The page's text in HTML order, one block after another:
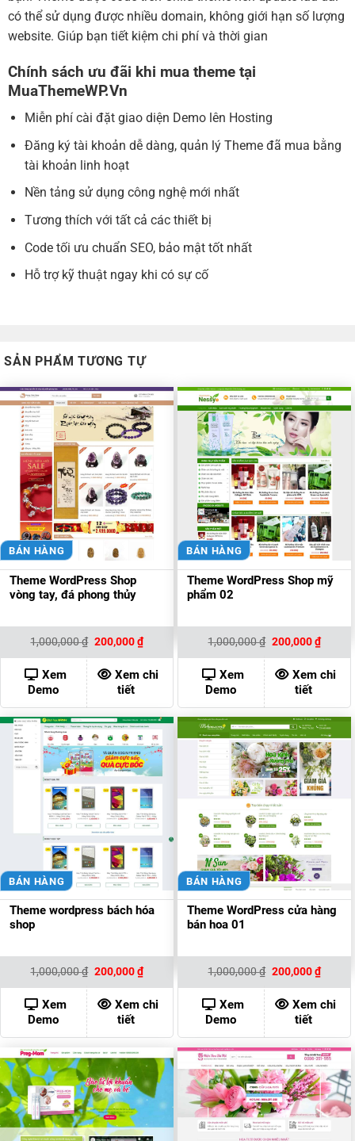
có thể sử dụng được nhiều domain, không giới hạn số lượng
website. Giúp bạn tiết kiệm chi phí và thời gian
Chính sách ưu đãi khi mua theme tại
MuaThemeWP.Vn
Miễn phí cài đặt giao diện Demo lên Hosting
Đăng ký tài khoản dễ dàng, quản lý Theme đã mua bằng
tài khoản linh hoạt
Nền tảng sử dụng công nghệ mới nhất
Tương thích với tất cả các thiết bị
Code tối ưu chuẩn SEO, bảo mật tốt nhất
Hỗ trợ kỹ thuật ngay khi có sự cố
SẢN PHẨM TƯƠNG TỰ
BÁN HÀNG
Theme WordPress Shop
vòng tay, đá phong thủy
1,000,000₫ Giá
là:
1,000,000 ₫.
200,000₫Giá
hiện
tại
là:
200,000 ₫.
Xem
Demo
Xem chi
tiết
BÁN HÀNG
Theme WordPress Shop mỹ
phẩm 02
1,000,000₫ Giá
là:
1,000,000 ₫.
200,000₫Giá
hiện
tại
là:
Xem
Demo
Xem chi
tiết
BÁN HÀNG
Theme wordpress bách hóa
shop
1,000,000₫ Giá
là:
1,000,000 ₫.
200,000₫Giá
hiện
tại
là:
200,000 ₫.
Xem
Demo
Xem chi
tiết
BÁN HÀNG
Theme WordPress cửa hàng
bán hoa 01
1,000,000₫ Giá
là:
1,000,000 ₫.
200,000₫Giá
hiện
tại
là:
Xem
Demo
Xem chi
tiết